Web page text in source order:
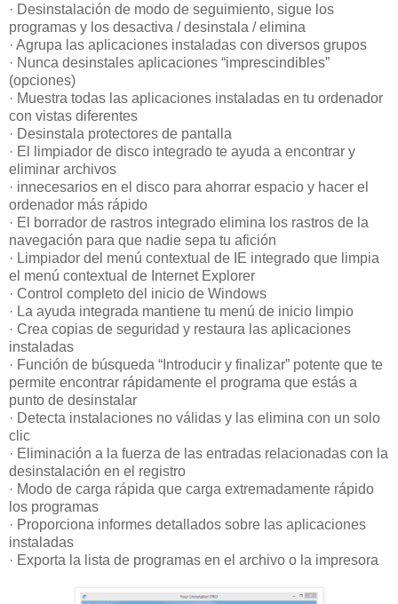
· Desinstalación de modo de seguimiento, sigue los
programas y los desactiva / desinstala / elimina
· Agrupa las aplicaciones instaladas con diversos grupos
· Nunca desinstales aplicaciones “imprescindibles”
(opciones)
· Muestra todas las aplicaciones instaladas en tu ordenador
con vistas diferentes
· Desinstala protectores de pantalla
· El limpiador de disco integrado te ayuda a encontrar y
eliminar archivos
· innecesarios en el disco para ahorrar espacio y hacer el
ordenador más rápido
· El borrador de rastros integrado elimina los rastros de la
navegación para que nadie sepa tu afición
· Limpiador del menú contextual de IE integrado que limpia
el menú contextual de Internet Explorer
· Control completo del inicio de Windows
· La ayuda integrada mantiene tu menú de inicio limpio
· Crea copias de seguridad y restaura las aplicaciones
instaladas
· Función de búsqueda “Introducir y finalizar” potente que te
permite encontrar rápidamente el programa que estás a
punto de desinstalar
· Detecta instalaciones no válidas y las elimina con un solo
clic
· Eliminación a la fuerza de las entradas relacionadas con la
desinstalación en el registro
· Modo de carga rápida que carga extremadamente rápido
los programas
· Proporciona informes detallados sobre las aplicaciones
instaladas
· Exporta la lista de programas en el archivo o la impresora